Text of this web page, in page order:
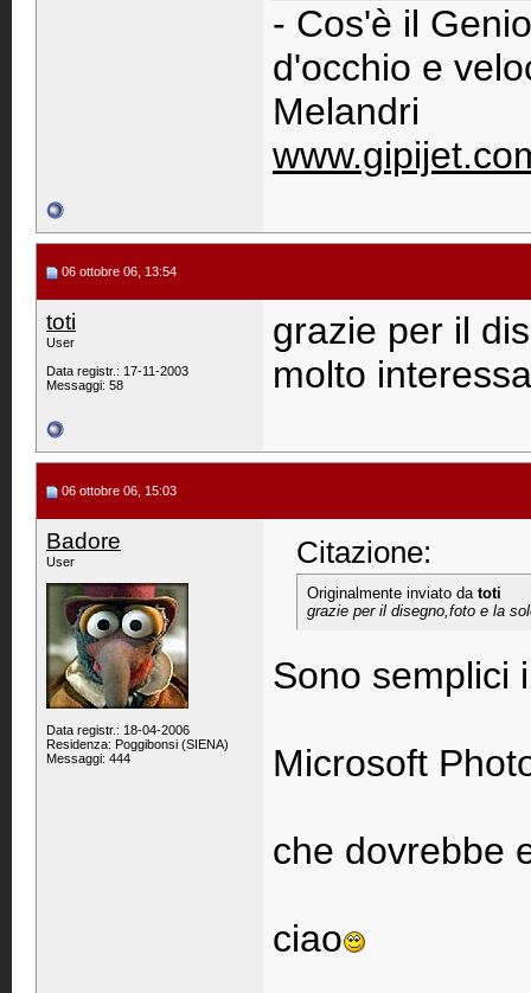
- Cos'è il
d'occhio e
Melandri
06 ottobre 06, 13:54
toti
User
Data registr.: 17-11-2003
Messaggi: 58
grazie per il
molto
06 ottobre 06, 15:03
Badore
User
Data registr.: 18-04-2006
Residenza: Poggibonsi (SIENA)
Messaggi: 444
Citazione:
Originalmente inviato da toti
grazie per il disegno,foto e la
Sono semplici
Microsoft
che dovrebbe
ciao